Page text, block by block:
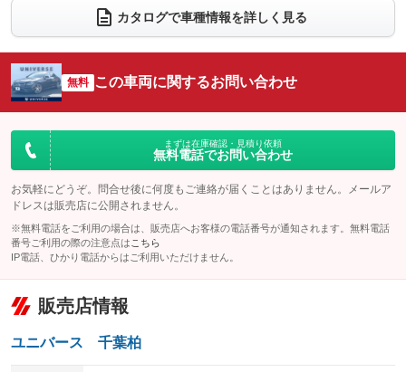
電動リアゲート フロントカメラ
：装備あり
：装備なし ：装備あり
サイドカメラ
：装備あり ルーフレール
：装備なし
：装備なし
：装備なし
カタログで車種情報を詳しく見る
無料 この車両に関するお問い合わせ
まずは在庫確認・見積り依頼
無料電話でお問い合わせ
お気軽にどうぞ。問合せ後に何度もご連絡が届くことはありません。メールア
ドレスは販売店に公開されません。
※無料電話をご利用の場合は、販売店へお客様の電話番号が通知されます。無料電話
番号ご利用の際の注意点は こちら
IP電話、ひかり電話からはご利用いただけません。
販売店情報
ユニバース 千葉柏